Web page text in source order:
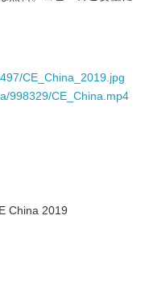
CE_China_2019.jpg
998329/CE_China.mp4
China 2019